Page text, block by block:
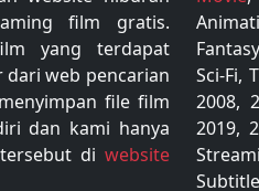
film gratis.
yang terdapat
dari web pencarian
file film
dan kami hanya
di website
Sci-Fi,
2008,
2019,